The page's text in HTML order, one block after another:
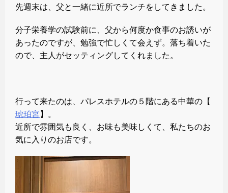
先週末は、父と一緒に近所でランチをしてきました。
分子栄養学の試験前に、父から何度か食事のお誘いが
あったのですが、勉強で忙しくて会えず。落ち着いた
ので、主人がセッティングしてくれました。
行って来たのは、パレスホテルの５階にある中華の【
琥珀宮 】。
近所で雰囲気も良く、お味も美味しくて、私たちのお
気に入りのお店です。